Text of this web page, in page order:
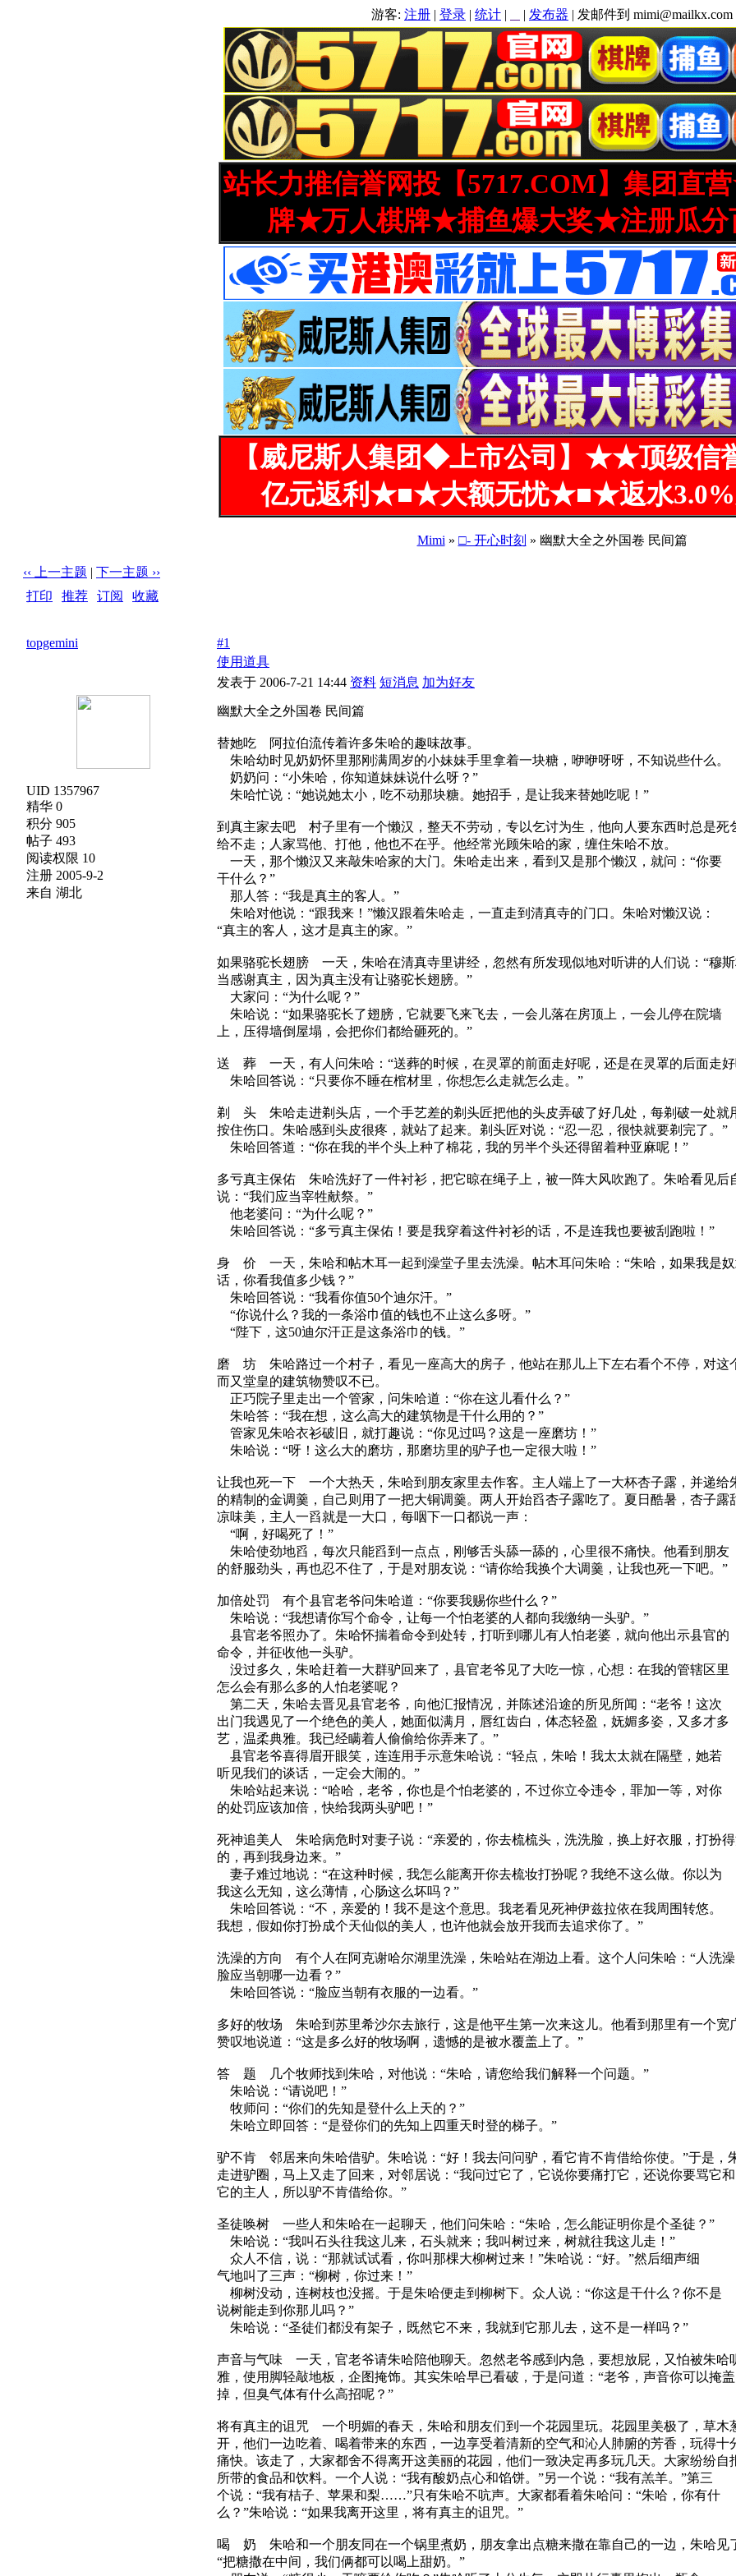
游客: 注册 | 登录 | 统计 | | 发布器 | 发邮件到 mimi@mailkx.com
站长力推信誉网投【5717.COM】集团直
牌★万人棋牌★捕鱼爆大奖★注册瓜分
【威尼斯人集团◆上市公司】★★顶级
亿元返利★■★大额无忧★■★返水
Mimi » □- 开心时刻 » 幽默大全之外国卷 民间篇
‹‹ 上一主题 | 下一主题 ››
打印
推荐 订阅
收藏
topgemini
UID 1357967
精华 0
积分 905
帖子 493
阅读权限 10
注册 2005-9-2
来自 湖北
#1
使用道具
发表于 2006-7-21 14:44 资料 短消息 加为好友
幽默大全之外国卷 民间篇
替她吃 阿拉伯流传着许多朱哈的趣味故事。
朱哈幼时见奶奶怀里那刚满周岁的小妹妹手里拿着一块糖，咿咿呀呀，不知说些什么。
奶奶问：“小朱哈，你知道妹妹说什么呀？”
朱哈忙说：“她说她太小，吃不动那块糖。她招手，是让我来替她吃呢！”
到真主家去吧 村子里有一个懒汉，整天不劳动，专以乞讨为生，他向人要东西时总是死
给不走；人家骂他、打他，他也不在乎。他经常光顾朱哈的家，缠住朱哈不放。
一天，那个懒汉又来敲朱哈家的大门。朱哈走出来，看到又是那个懒汉，就问：“你要
干什么？”
那人答：“我是真主的客人。”
朱哈对他说：“跟我来！”懒汉跟着朱哈走，一直走到清真寺的门口。朱哈对懒汉说：
“真主的客人，这才是真主的家。”
如果骆驼长翅膀 一天，朱哈在清真寺里讲经，忽然有所发现似地对听讲的人们说：“穆
当感谢真主，因为真主没有让骆驼长翅膀。”
大家问：“为什么呢？”
朱哈说：“如果骆驼长了翅膀，它就要飞来飞去，一会儿落在房顶上，一会儿停在院墙
上，压得墙倒屋塌，会把你们都给砸死的。”
送 葬 一天，有人问朱哈：“送葬的时候，在灵罩的前面走好呢，还是在灵罩的后面走好
朱哈回答说：“只要你不睡在棺材里，你想怎么走就怎么走。”
剃 头 朱哈走进剃头店，一个手艺差的剃头匠把他的头皮弄破了好几处，每剃破一处就
按住伤口。朱哈感到头皮很疼，就站了起来。剃头匠对说：“忍一忍，很快就要剃完了。”
朱哈回答道：“你在我的半个头上种了棉花，我的另半个头还得留着种亚麻呢！”
多亏真主保佑 朱哈洗好了一件衬衫，把它晾在绳子上，被一阵大风吹跑了。朱哈看见后
说：“我们应当宰牲献祭。”
他老婆问：“为什么呢？”
朱哈回答说：“多亏真主保佑！要是我穿着这件衬衫的话，不是连我也要被刮跑啦！”
身 价 一天，朱哈和帖木耳一起到澡堂子里去洗澡。帖木耳问朱哈：“朱哈，如果我是
话，你看我值多少钱？”
朱哈回答说：“我看你值50个迪尔汗。”
“你说什么？我的一条浴巾值的钱也不止这么多呀。”
“陛下，这50迪尔汗正是这条浴巾的钱。”
磨 坊 朱哈路过一个村子，看见一座高大的房子，他站在那儿上下左右看个不停，对这
而又堂皇的建筑物赞叹不已。
正巧院子里走出一个管家，问朱哈道：“你在这儿看什么？”
朱哈答：“我在想，这么高大的建筑物是干什么用的？”
管家见朱哈衣衫破旧，就打趣说：“你见过吗？这是一座磨坊！”
朱哈说：“呀！这么大的磨坊，那磨坊里的驴子也一定很大啦！”
让我也死一下 一个大热天，朱哈到朋友家里去作客。主人端上了一大杯杏子露，并递给
的精制的金调羹，自己则用了一把大铜调羹。两人开始舀杏子露吃了。夏日酷暑，杏子露
凉味美，主人一舀就是一大口，每咽下一口都说一声：
“啊，好喝死了！”
朱哈使劲地舀，每次只能舀到一点点，刚够舌头舔一舔的，心里很不痛快。他看到朋友
的舒服劲头，再也忍不住了，于是对朋友说：“请你给我换个大调羹，让我也死一下吧。”
加倍处罚 有个县官老爷问朱哈道：“你要我赐你些什么？”
朱哈说：“我想请你写个命令，让每一个怕老婆的人都向我缴纳一头驴。”
县官老爷照办了。朱哈怀揣着命令到处转，打听到哪儿有人怕老婆，就向他出示县官的
命令，并征收他一头驴。
没过多久，朱哈赶着一大群驴回来了，县官老爷见了大吃一惊，心想：在我的管辖区里
怎么会有那么多的人怕老婆呢？
第二天，朱哈去晋见县官老爷，向他汇报情况，并陈述沿途的所见所闻：“老爷！这次
出门我遇见了一个绝色的美人，她面似满月，唇红齿白，体态轻盈，妩媚多姿，又多才多
艺，温柔典雅。我已经瞒着人偷偷给你弄来了。”
县官老爷喜得眉开眼笑，连连用手示意朱哈说：“轻点，朱哈！我太太就在隔壁，她若
听见我们的谈话，一定会大闹的。”
朱哈站起来说：“哈哈，老爷，你也是个怕老婆的，不过你立令违令，罪加一等，对你
的处罚应该加倍，快给我两头驴吧！”
死神追美人 朱哈病危时对妻子说：“亲爱的，你去梳梳头，洗洗脸，换上好衣服，打扮
的，再到我身边来。”
妻子难过地说：“在这种时候，我怎么能离开你去梳妆打扮呢？我绝不这么做。你以为
我这么无知，这么薄情，心肠这么坏吗？”
朱哈回答说：“不，亲爱的！我不是这个意思。我老看见死神伊兹拉依在我周围转悠。
我想，假如你打扮成个天仙似的美人，也许他就会放开我而去追求你了。”
洗澡的方向 有个人在阿克谢哈尔湖里洗澡，朱哈站在湖边上看。这个人问朱哈：“人洗澡
脸应当朝哪一边看？”
朱哈回答说：“脸应当朝有衣服的一边看。”
多好的牧场 朱哈到苏里希沙尔去旅行，这是他平生第一次来这儿。他看到那里有一个宽
赞叹地说道：“这是多么好的牧场啊，遗憾的是被水覆盖上了。”
答 题 几个牧师找到朱哈，对他说：“朱哈，请您给我们解释一个问题。”
朱哈说：“请说吧！”
牧师问：“你们的先知是登什么上天的？”
朱哈立即回答：“是登你们的先知上四重天时登的梯子。”
驴不肯 邻居来向朱哈借驴。朱哈说：“好！我去问问驴，看它肯不肯借给你使。”于是，
走进驴圈，马上又走了回来，对邻居说：“我问过它了，它说你要痛打它，还说你要骂它和
它的主人，所以驴不肯借给你。”
圣徒唤树 一些人和朱哈在一起聊天，他们问朱哈：“朱哈，怎么能证明你是个圣徒？”
朱哈说：“我叫石头往我这儿来，石头就来；我叫树过来，树就往我这儿走！”
众人不信，说：“那就试试看，你叫那棵大柳树过来！”朱哈说：“好。”然后细声细
气地叫了三声：“柳树，你过来！”
柳树没动，连树枝也没摇。于是朱哈便走到柳树下。众人说：“你这是干什么？你不是
说树能走到你那儿吗？”
朱哈说：“圣徒们都没有架子，既然它不来，我就到它那儿去，这不是一样吗？”
声音与气味 一天，官老爷请朱哈陪他聊天。忽然老爷感到内急，要想放屁，又怕被朱哈
雅，使用脚轻敲地板，企图掩饰。其实朱哈早已看破，于是问道：“老爷，声音你可以掩盖
掉，但臭气体有什么高招呢？”
将有真主的诅咒 一个明媚的春天，朱哈和朋友们到一个花园里玩。花园里美极了，草木
开，他们一边吃着、喝着带来的东西，一边享受着清新的空气和沁人肺腑的芳香，玩得十
痛快。该走了，大家都舍不得离开这美丽的花园，他们一致决定再多玩几天。大家纷纷自
所带的食品和饮料。一个人说：“我有酸奶点心和馅饼。”另一个说：“我有羔羊。”第三
个说：“我有桔子、苹果和梨……”只有朱哈不吭声。大家都看着朱哈问：“朱哈，你有什
么？”朱哈说：“如果我离开这里，将有真主的诅咒。”
喝 奶 朱哈和一个朋友同在一个锅里煮奶，朋友拿出点糖来撒在靠自己的一边，朱哈见
“把糖撒在中间，我们俩都可以喝上甜奶。”